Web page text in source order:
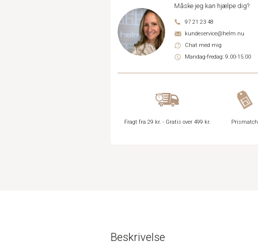
Måske jeg kan hjælpe dig?
97 21 23 48
kundeservice@helm.nu
Chat med mig
Mandag-fredag: 9.00-15.00
Fragt fra 29 kr. - Gratis over 499 kr. Prismatch
Beskrivelse